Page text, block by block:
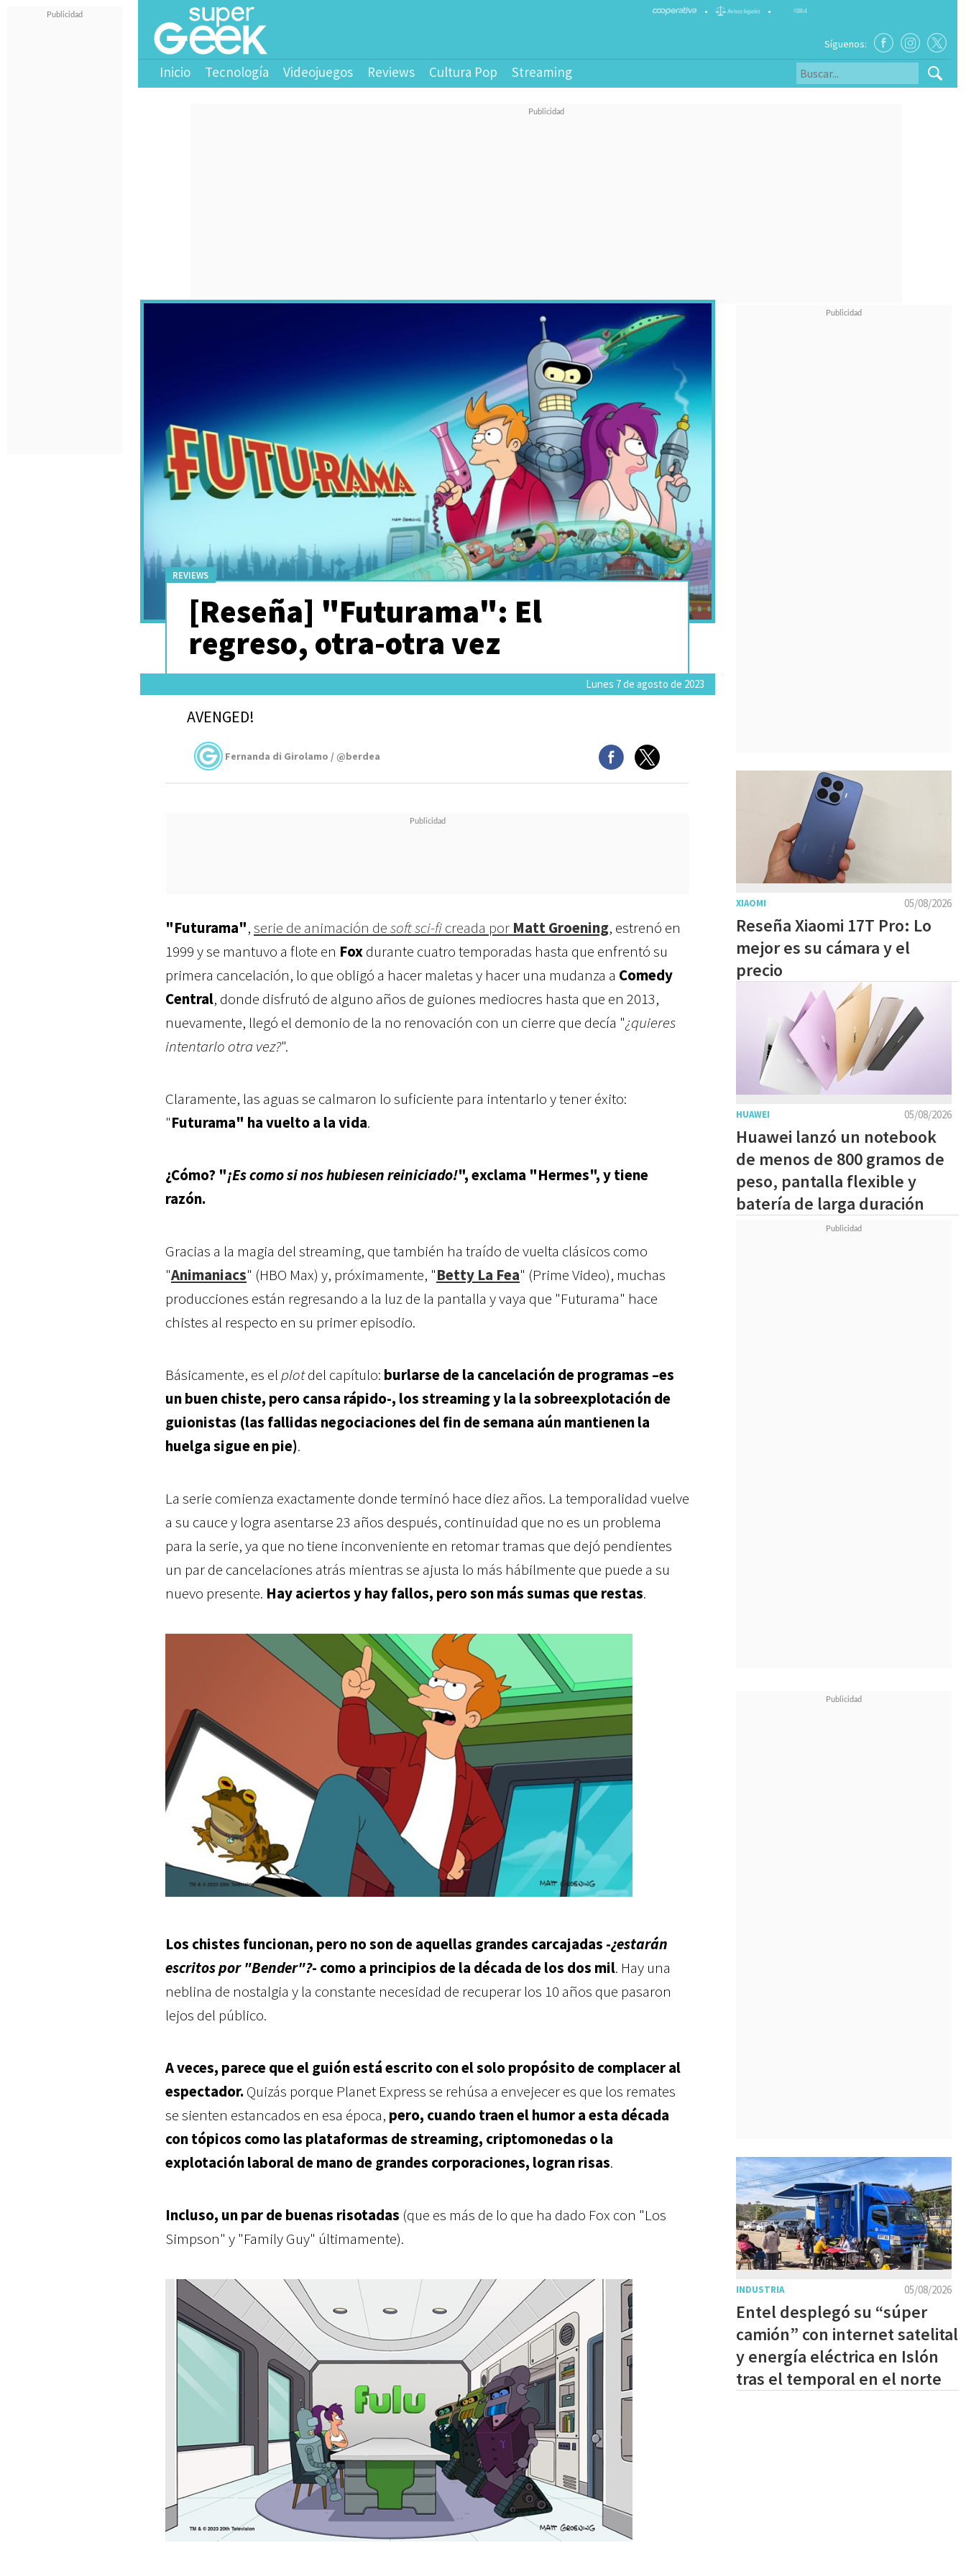
• •
Síguenos:
Inicio Tecnología Videojuegos Reviews Cultura Pop Streaming
REVIEWS
[Reseña] "Futurama": El
regreso, otra-otra vez
Lunes 7 de agosto de 2023
AVENGED!
Fernanda di Girolamo / @berdea
"Futurama",serie de animación desoft sci-ficreada por Matt Groening, estrenó en
1999 y se mantuvo a flote en Foxdurante cuatro temporadas hasta que enfrentó su
primera cancelación, lo que obligó a hacer maletas y hacer una mudanza a Comedy
Central, donde disfrutó de alguno años de guiones mediocres hasta que en 2013,
nuevamente, llegó el demonio de la no renovación con un cierre que decía "¿quieres
intentarlo otra vez?".
Claramente, las aguas se calmaron lo suficiente para intentarlo y tener éxito:
"Futurama" ha vuelto a la vida.
¿Cómo? "¡Es como si nos hubiesen reiniciado!", exclama "Hermes", y tiene
razón.
Gracias a la magia del streaming, que también ha traído de vuelta clásicos como
"Animaniacs" (HBO Max) y, próximamente, "Betty La Fea" (Prime Video), muchas
producciones están regresando a la luz de la pantalla y vaya que "Futurama" hace
chistes al respecto en su primer episodio.
Básicamente, es elplotdel capítulo: burlarse de la cancelación de programas –es
un buen chiste, pero cansa rápido-, los streaming y la la sobreexplotación de
guionistas (las fallidas negociaciones del fin de semana aún mantienen la
huelga sigue en pie).
La serie comienza exactamente donde terminó hace diez años. La temporalidad vuelve
a su cauce y logra asentarse 23 años después, continuidad que no es un problema
para la serie, ya que no tiene inconveniente en retomar tramas que dejó pendientes
un par de cancelaciones atrás mientras se ajusta lo más hábilmente que puede a su
nuevo presente. Hay aciertos y hay fallos, pero son más sumas que restas.
Los chistes funcionan, pero no son de aquellas grandes carcajadas -¿estarán
escritos por "Bender"?- como a principios de la década de los dos mil. Hay una
neblina de nostalgia y la constante necesidad de recuperar los 10 años que pasaron
lejos del público.
A veces, parece que el guión está escrito con el solo propósito de complacer al
espectador. Quizás porque Planet Express se rehúsa a envejecer es que los remates
se sienten estancados en esa época, pero, cuando traen el humor a esta década
con tópicos como las plataformas de streaming, criptomonedas o la
explotación laboral de mano de grandes corporaciones, logran risas.
Incluso, un par de buenas risotadas (que es más de lo que ha dado Fox con "Los
Simpson" y "Family Guy" últimamente).
05/08/2026
XIAOMI
Reseña Xiaomi 17T Pro: Lo
mejor es su cámara y el
precio
05/08/2026
HUAWEI
Huawei lanzó un notebook
de menos de 800 gramos de
peso, pantalla flexible y
batería de larga duración
05/08/2026
INDUSTRIA
Entel desplegó su “súper
camión” con internet satelital
y energía eléctrica en Islón
tras el temporal en el norte